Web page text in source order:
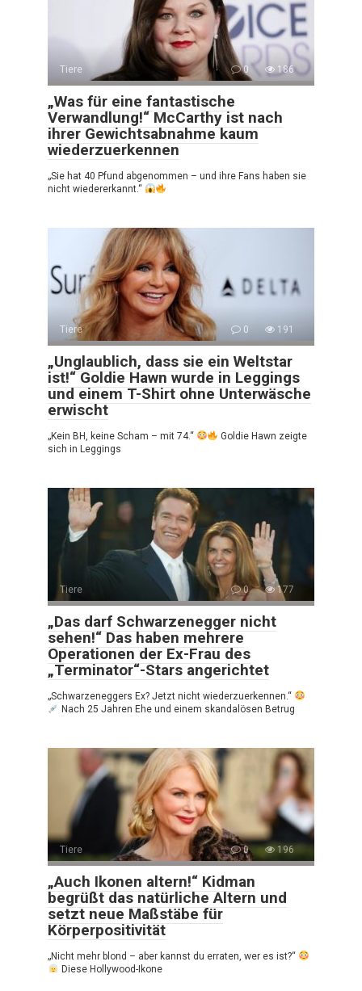
Tiere 0 186
„Was für eine fantastische
Verwandlung!“ McCarthy ist nach
ihrer Gewichtsabnahme kaum
wiederzuerkennen
„Sie hat 40 Pfund abgenommen – und ihre Fans haben sie
nicht wiedererkannt.“
Tiere 0 191
„Unglaublich, dass sie ein Weltstar
ist!“ Goldie Hawn wurde in Leggings
und einem T-Shirt ohne Unterwäsche
erwischt
„Kein BH, keine Scham – mit 74.“
Goldie Hawn zeigte
sich in Leggings
Tiere 0 177
„Das darf Schwarzenegger nicht
sehen!“ Das haben mehrere
Operationen der Ex-Frau des
„Terminator“-Stars angerichtet
„Schwarzeneggers Ex? Jetzt nicht wiederzuerkennen.“
Nach 25 Jahren Ehe und einem skandalösen Betrug
Tiere 0 196
„Auch Ikonen altern!“ Kidman
begrüßt das natürliche Altern und
setzt neue Maßstäbe für
Körperpositivität
„Nicht mehr blond – aber kannst du erraten, wer es ist?“
Diese Hollywood-Ikone